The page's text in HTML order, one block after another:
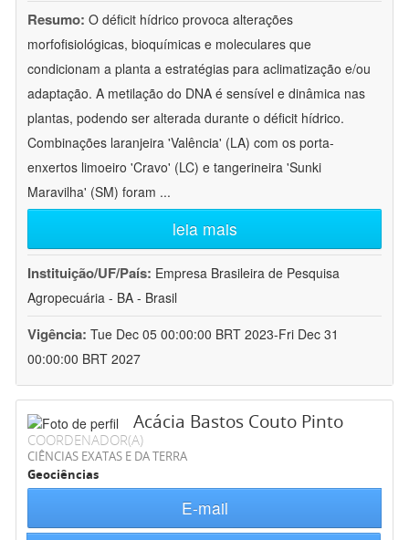
Resumo: O déficit hídrico provoca alterações
morfofisiológicas, bioquímicas e moleculares que
condicionam a planta a estratégias para aclimatização e/ou
adaptação. A metilação do DNA é sensível e dinâmica nas
plantas, podendo ser alterada durante o déficit hídrico.
Combinações laranjeira 'Valência' (LA) com os porta-
enxertos limoeiro 'Cravo' (LC) e tangerineira 'Sunki
Maravilha' (SM) foram ...
leia mais
Instituição/UF/País: Empresa Brasileira de Pesquisa
Agropecuária - BA - Brasil
Vigência: Tue Dec 05 00:00:00 BRT 2023-Fri Dec 31
00:00:00 BRT 2027
Acácia Bastos Couto Pinto
COORDENADOR(A)
CIÊNCIAS EXATAS E DA TERRA
Geociências
E-mail